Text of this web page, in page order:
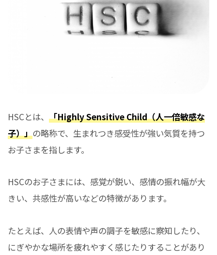
HSCとは、「Highly Sensitive Child（人一倍敏感な
子）」の略称で、生まれつき感受性が強い気質を持つ
お子さまを指します。
HSCのお子さまには、感覚が鋭い、感情の振れ幅が大
きい、共感性が高いなどの特徴があります。
たとえば、人の表情や声の調子を敏感に察知したり、
にぎやかな場所を疲れやすく感じたりすることがあり